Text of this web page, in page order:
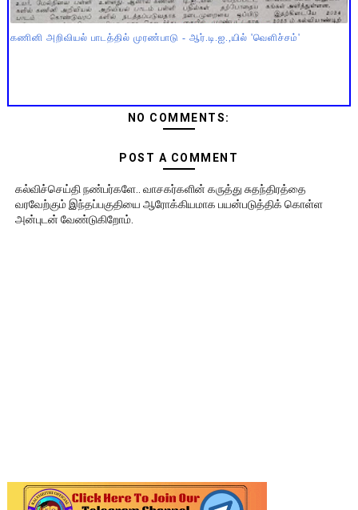
கணினி அறிவியல் பாடத்தில் முரண்பாடு - ஆர்.டி.ஐ.,யில் 'வெளிச்சம்'
NO COMMENTS:
POST A COMMENT
கல்விச்செய்தி நண்பர்களே.. வாசகர்களின் கருத்து சுதந்திரத்தை
வரவேற்கும் இந்தப்பகுதியை ஆரோக்கியமாக பயன்படுத்திக் கொள்ள
அன்புடன் வேண்டுகிறோம்.